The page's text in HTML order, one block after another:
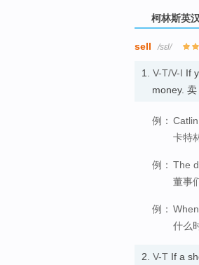
柯林斯英
sell /sɛl/
1. V-T/V-I If
money. 卖
例：
卡特
例： The
董事
例：
什么
2. V-T If a